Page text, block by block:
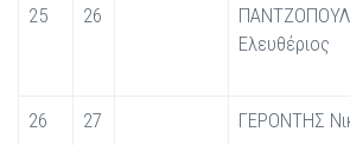
25 26
Ελευθέριος
26 27 ΓΕΡΟΝΤΗΣ